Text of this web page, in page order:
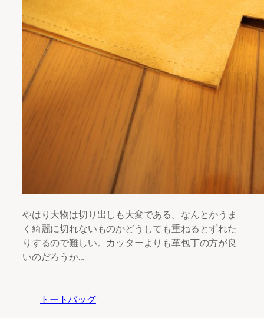
やはり大物は切り出しも大変である。なんとかうま
く綺麗に切れないものかどうしても重ねるとずれた
りするので難しい。カッターよりも革包丁の方が良
いのだろうか…
トートバッグ